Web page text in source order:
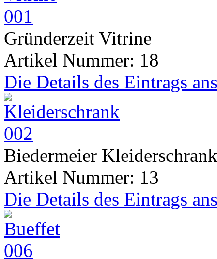
Gründerzeit Vitrine
Artikel Nummer: 18
Die Details des Eintrags
Biedermeier Kleiderschrank
Artikel Nummer: 13
Die Details des Eintrags